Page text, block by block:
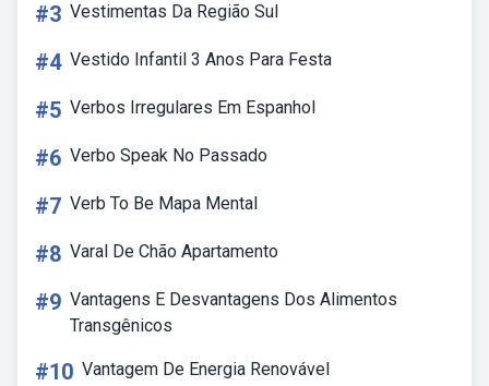
#3 Vestimentas Da Região Sul
#4 Vestido Infantil 3 Anos Para Festa
#5 Verbos Irregulares Em Espanhol
#6 Verbo Speak No Passado
#7 Verb To Be Mapa Mental
#8 Varal De Chão Apartamento
#9 Vantagens E Desvantagens Dos Alimentos
Transgênicos
#10 Vantagem De Energia Renovável